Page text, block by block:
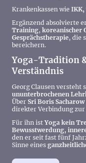
Krankenkassen wie IKK,
Ergänzend absolvierte
Training, koreanischer
Gesprächstherapie, die
bereichern.
Yoga-Tradition
Verständnis
Georg Clausen versteht
ununterbrochenen
Über Sri Boris Sacharow
direkter Verbindung
Für ihn ist Yoga kein
Bewusstwerdung,
den er seit fast fünf
Sinne eines